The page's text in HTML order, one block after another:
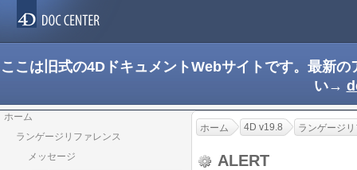
ここは旧式の4DドキュメントWebサイトです。最新
い→
ホーム
ランゲージリファレンス
メッセージ
ホーム 4D v19.8 ランゲージ
ALERT